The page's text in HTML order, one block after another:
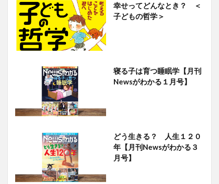
幸せってどんなとき？ ＜
子どもの哲学＞
寝る子は育つ睡眠学【月刊
Newsがわかる１月号】
どう生きる？ 人生１２０
年【月刊Newsがわかる３
月号】